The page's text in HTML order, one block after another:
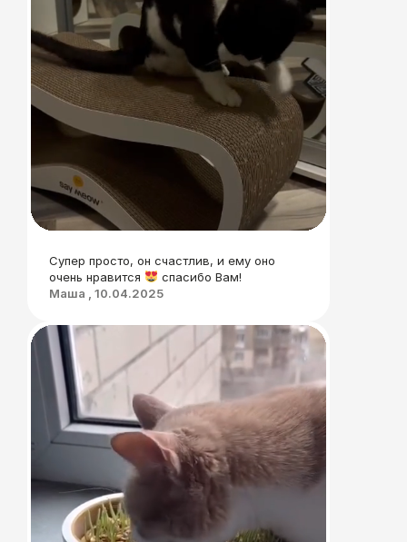
Супер просто, он счастлив, и ему оно
очень нравится
спасибо Вам!
Маша , 10.04.2025